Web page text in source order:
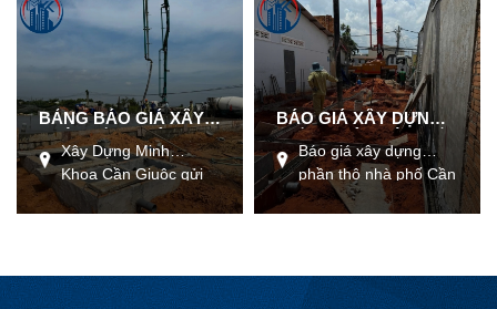
BẢNG BÁO GIÁ XÂY
NHÀ PHẦN THÔ
Xây Dựng Minh
Khoa Cần Giuộc gửi
đến quý khách hàng
quan tâm tới Xây
BÁO GIÁ XÂY DỰNG
PHẦN THÔ NHÀ PHỐ
CẦN GIUỘC
Báo giá xây dựng
phần thô nhà phố Cần
Giuộc - trong quá trình
bước quan trọng giúp